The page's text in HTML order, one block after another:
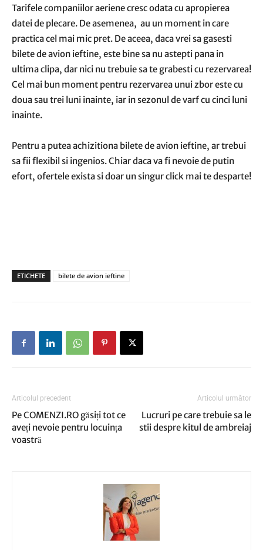
Tarifele companiilor aeriene cresc odata cu apropierea
datei de plecare. De asemenea, au un moment in care
practica cel mai mic pret. De aceea, daca vrei sa gasesti
bilete de avion ieftine, este bine sa nu astepti pana in
ultima clipa, dar nici nu trebuie sa te grabesti cu rezervarea!
Cel mai bun moment pentru rezervarea unui zbor este cu
doua sau trei luni inainte, iar in sezonul de varf cu cinci luni
inainte.
Pentru a putea achizitiona bilete de avion ieftine, ar trebui
sa fii flexibil si ingenios. Chiar daca va fi nevoie de putin
efort, ofertele exista si doar un singur click mai te desparte!
ETICHETE bilete de avion ieftine
Articolul precedent
Pe COMENZI.RO găsiți tot ce
aveți nevoie pentru locuința
voastră
Articolul următor
Lucruri pe care trebuie sa le
stii despre kitul de ambreiaj